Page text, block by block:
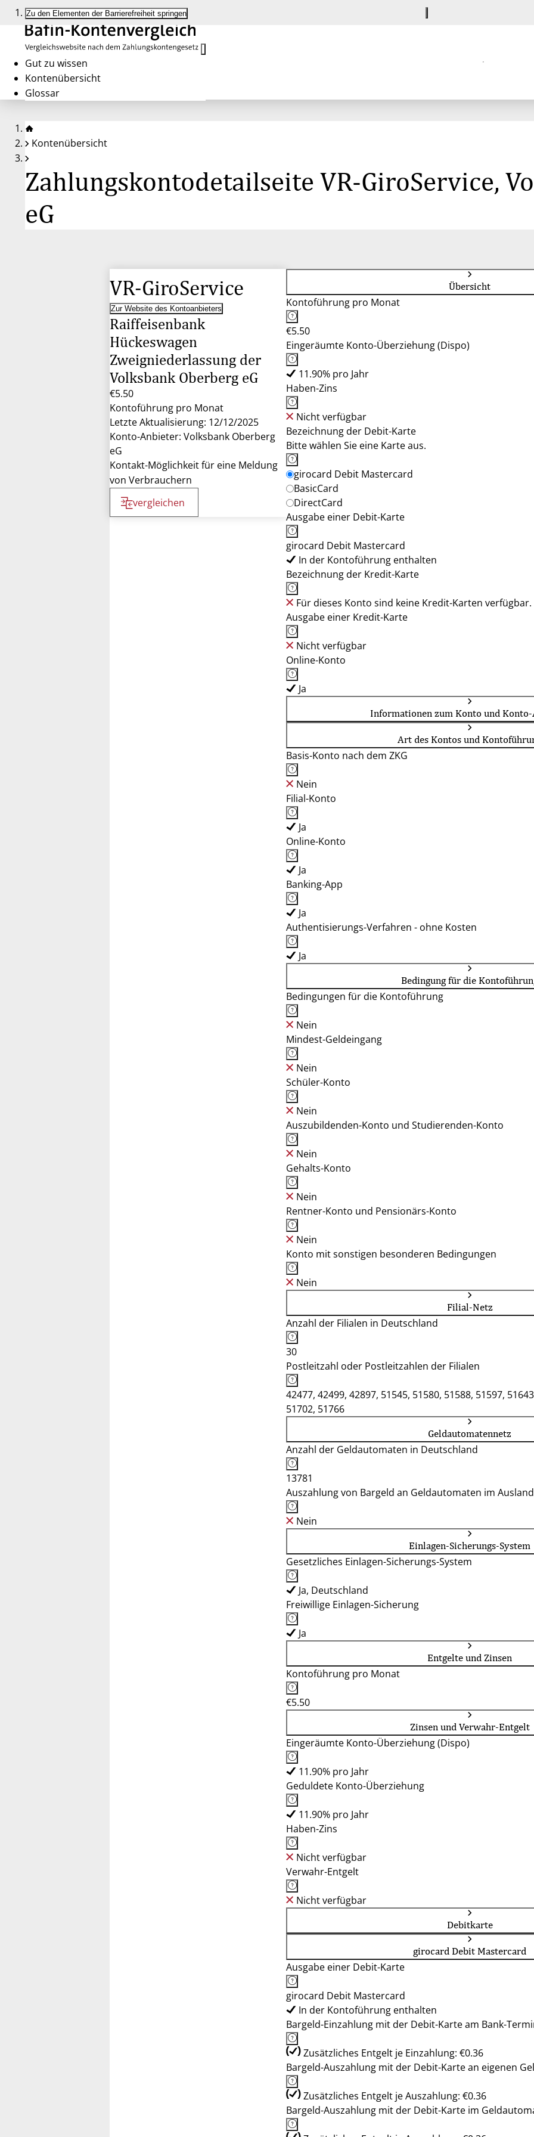
Zu den Elementen der Barrierefreiheit springen
Gut zu wissen
Kontenübersicht
Glossar
Kontenübersicht
Zahlungskontodetailseite VR-GiroService,
eG
VR-GiroService
Zur Website des Kontoanbieters
Raiffeisenbank
Hückeswagen
Zweigniederlassung der
Volksbank Oberberg eG
€5.50
Kontoführung pro Monat
Letzte Aktualisierung: 12/12/2025
Konto-Anbieter: Volksbank Oberberg
eG
Kontakt-Möglichkeit für eine Meldung
von Verbrauchern
vergleichen
Übersicht
Kontoführung pro Monat
€5.50
Eingeräumte Konto-Überziehung (Dispo)
11.90% pro Jahr
Haben-Zins
Nicht verfügbar
Bezeichnung der Debit-Karte
Bitte wählen Sie eine Karte aus.
girocard Debit Mastercard
BasicCard
DirectCard
Ausgabe einer Debit-Karte
girocard Debit Mastercard
In der Kontoführung enthalten
Bezeichnung der Kredit-Karte
Für dieses Konto sind keine Kredit-Karten verfügbar.
Ausgabe einer Kredit-Karte
Nicht verfügbar
Online-Konto
Ja
Informationen zum Konto und
Art des Kontos und
Basis-Konto nach dem ZKG
Nein
Filial-Konto
Ja
Online-Konto
Ja
Banking-App
Ja
Authentisierungs-Verfahren - ohne Kosten
Ja
Bedingung für die
Bedingungen für die Kontoführung
Nein
Mindest-Geldeingang
Nein
Schüler-Konto
Nein
Auszubildenden-Konto und Studierenden-Konto
Nein
Gehalts-Konto
Nein
Rentner-Konto und Pensionärs-Konto
Nein
Konto mit sonstigen besonderen Bedingungen
Nein
Filial-Netz
Anzahl der Filialen in Deutschland
30
Postleitzahl oder Postleitzahlen der Filialen
42477, 42499, 42897, 51545, 51580, 51588, 51597,
51702, 51766
Geldautomatennetz
Anzahl der Geldautomaten in Deutschland
13781
Auszahlung von Bargeld an Geldautomaten im
Nein
Einlagen-Sicherungs-System
Gesetzliches Einlagen-Sicherungs-System
Ja, Deutschland
Freiwillige Einlagen-Sicherung
Ja
Entgelte und Zinsen
Kontoführung pro Monat
€5.50
Zinsen und Verwahr-Entgelt
Eingeräumte Konto-Überziehung (Dispo)
11.90% pro Jahr
Geduldete Konto-Überziehung
11.90% pro Jahr
Haben-Zins
Nicht verfügbar
Verwahr-Entgelt
Nicht verfügbar
Debitkarte
girocard Debit Mastercard
Ausgabe einer Debit-Karte
girocard Debit Mastercard
In der Kontoführung enthalten
Bargeld-Einzahlung mit der Debit-Karte am Bank-
Zusätzliches Entgelt je Einzahlung: €0.36
Bargeld-Auszahlung mit der Debit-Karte an eigenen
Zusätzliches Entgelt je Auszahlung: €0.36
Bargeld-Auszahlung mit der Debit-Karte im